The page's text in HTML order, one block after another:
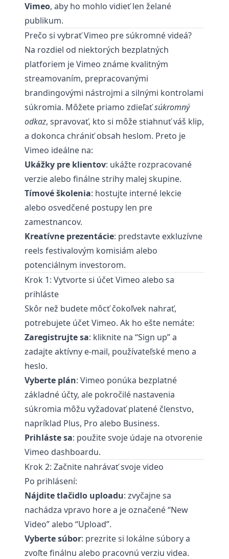
Vimeo, aby ho mohlo vidieť len želané
publikum.
Prečo si vybrať Vimeo pre súkromné videá?
Na rozdiel od niektorých bezplatných
platforiem je Vimeo známe kvalitným
streamovaním, prepracovanými
brandingovými nástrojmi a silnými kontrolami
súkromia. Môžete priamo zdieľaťsúkromný
odkaz, spravovať, kto si môže stiahnuť váš klip,
a dokonca chrániť obsah heslom. Preto je
Vimeo ideálne na:
Ukážky pre klientov: ukážte rozpracované
verzie alebo finálne strihy malej skupine.
Tímové školenia: hostujte interné lekcie
alebo osvedčené postupy len pre
zamestnancov.
Kreatívne prezentácie: predstavte exkluzívne
reels festivalovým komisiám alebo
potenciálnym investorom.
Krok 1: Vytvorte si účet Vimeo alebo sa
prihláste
Skôr než budete môcť čokoľvek nahrať,
potrebujete účet Vimeo. Ak ho ešte nemáte:
Zaregistrujte sa: kliknite na “Sign up” a
zadajte aktívny e-mail, používateľské meno a
heslo.
Vyberte plán: Vimeo ponúka bezplatné
základné účty, ale pokročilé nastavenia
súkromia môžu vyžadovať platené členstvo,
napríklad Plus, Pro alebo Business.
Prihláste sa: použite svoje údaje na otvorenie
Vimeo dashboardu.
Krok 2: Začnite nahrávať svoje video
Po prihlásení:
Nájdite tlačidlo uploadu: zvyčajne sa
nachádza vpravo hore a je označené “New
Video” alebo “Upload”.
Vyberte súbor: prezrite si lokálne súbory a
zvoľte finálnu alebo pracovnú verziu videa.